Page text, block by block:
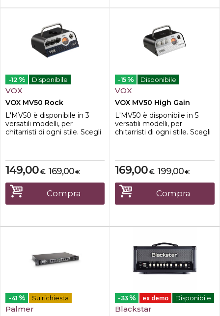
-12 % Disponibile
VOX
VOX MV50 Rock
L'MV50 è disponibile in 3
versatili modelli, per
chitarristi di ogni stile. Scegli
High Gain molto aggressivo.
Dato che la testata MV50 è
anche provvista di output di
linea/cuffie, può essere
connesso direttamente al
mi...
€
149,00 €
169,00
Compra
-15 % Disponibile
VOX
VOX MV50 High Gain
L'MV50 è disponibile in 5
versatili modelli, per
chitarristi di ogni stile. Scegli
provvista di output di
linea/cuffie, può essere
connesso direttamente al
mixer oppure a una
interfaccia audio,
permettendo di esse...
€
169,00 €
199,00
Compra
-41 % Su richiesta
Palmer
-33 % ex demo Disponibile
Blackstar